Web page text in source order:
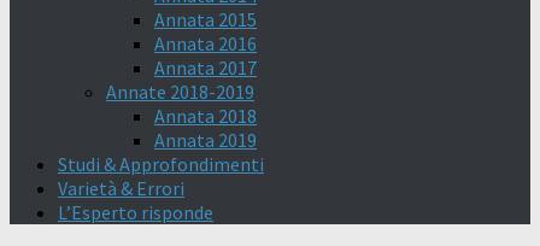
Annata 2015
Annata 2016
Annata 2017
Annate 2018-2019
Annata 2018
Annata 2019
Studi & Approfondimenti
Varietà & Errori
L’Esperto risponde